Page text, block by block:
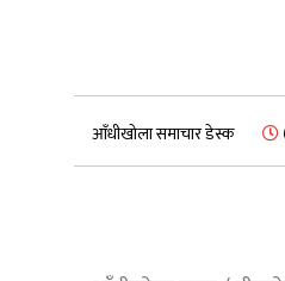
आँधीखोला समाचार डेस्क